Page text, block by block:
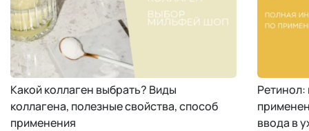
Какой коллаген выбрать? Виды
коллагена, полезные свойства, способ
применения
Ретинол:
ввода в